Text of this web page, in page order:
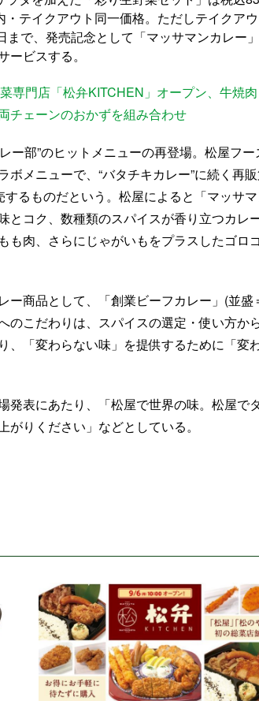
テイクアウト同一価格。ただしテイクア
で、発売記念として「マッサマンカレー
ビスする。
専門店「松弁KITCHEN」オープン、牛焼
チェーンのおかずを組み合わせ
ー部”のヒットメニューの再登場。松屋フー
メニューで、“バタチキカレー”に続く再
るものだという。松屋によると「マッサ
とコク、数種類のスパイスが香り立つカレ
も肉、さらにじゃがいもをプラスしたゴロ
ー商品として、「創業ビーフカレー」(並盛
のこだわりは、スパイスの選定・使い方か
、「変わらない味」を提供するために「変
発表にあたり、「松屋で世界の味。松屋で
りください」などとしている。